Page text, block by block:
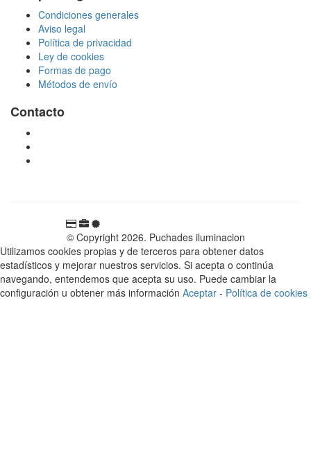
Condiciones generales
Aviso legal
Política de privacidad
Ley de cookies
Formas de pago
Métodos de envío
Contacto
© Copyright 2026. Puchades iluminacion
Utilizamos cookies propias y de terceros para obtener datos
estadísticos y mejorar nuestros servicios. Si acepta o continúa
navegando, entendemos que acepta su uso. Puede cambiar la
configuración u obtener más información Aceptar - Política de cookies